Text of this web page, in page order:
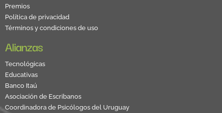
Premios
Política de privacidad
Términos y condiciones de uso
Alianzas
Tecnológicas
Educativas
Banco Itaú
Asociación de Escribanos
Coordinadora de Psicólogos del Uruguay